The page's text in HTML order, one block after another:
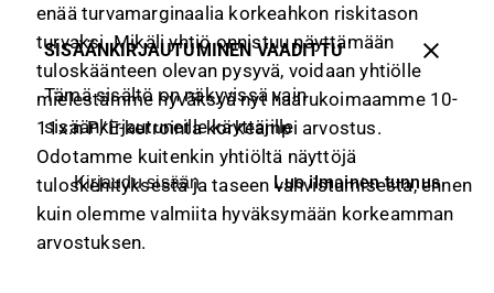
enää turvamarginaalia korkeahkon riskitason
turvaksi. Mikäli yhtiö onnistuu näyttämään
tuloskäänteen olevan pysyvä, voidaan yhtiölle
mielestämme hyväksyä nyt haarukoimaamme 10-
11x:n P/E-kerrointa korkeampi arvostus.
Odotamme kuitenkin yhtiöltä näyttöjä
tuloskehityksestä ja taseen vahvistumisesta, ennen
kuin olemme valmiita hyväksymään korkeamman
arvostuksen.
SISÄÄNKIRJAUTUMINEN VAADITTU
Tämä sisältö on näkyvissä vain
sisäänkirjautuneille käyttäjille
Kirjaudu sisään Luo ilmainen tunnus